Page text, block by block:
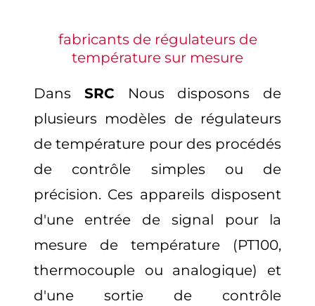
fabricants de régulateurs de
température sur mesure
Dans SRC
Nous disposons de
plusieurs modèles de régulateurs
de température pour des procédés
de contrôle simples ou de
précision. Ces appareils disposent
d'une entrée de signal pour la
mesure de température (PT100,
thermocouple ou analogique) et
d'une sortie de contrôle